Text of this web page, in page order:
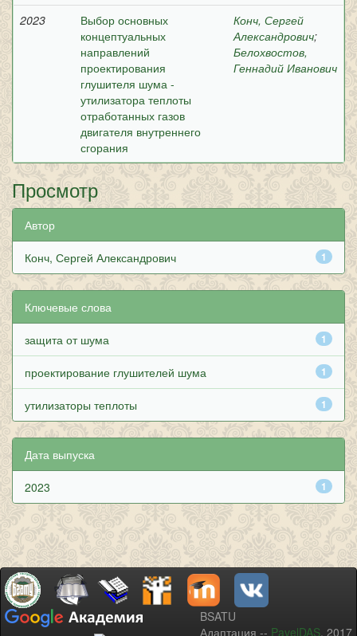
2023
Выбор основных
концептуальных
направлений
проектирования
глушителя шума -
утилизатора теплоты
отработанных газов
двигателя внутреннего
сгорания
Конч, Сергей
Александрович;
Белохвостов,
Геннадий Иванович
Просмотр
Автор
1
Конч, Сергей Александрович
Ключевые слова
1
защита от шума
1
проектирование глушителей шума
1
утилизаторы теплоты
Дата выпуска
1
2023
BSATU
Адаптация -- PavelDAS, 2017